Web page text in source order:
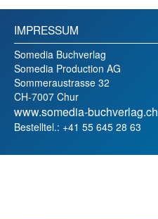
IMPRESSUM
Somedia Buchverlag
Somedia Production AG
Sommeraustrasse 32
CH-7007 Chur
www.somedia-buchverlag.ch
Bestelltel.: +41 55 645 28 63